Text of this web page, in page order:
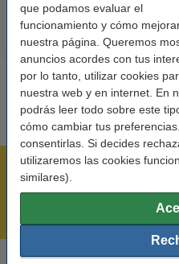
que podamos evaluar el
funcionamiento y cómo
nuestra página. Queremos
anuncios acordes con tus
por lo tanto, utilizar cookies
nuestra web y en internet. En
podrás leer todo sobre este
cómo cambiar tus
consentirlas. Si decides
utilizaremos las cookies
similares).
¡Recibe en 24 horas!